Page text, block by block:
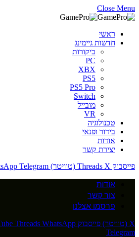
Close Menu
ראשי
חדשות גיימינג
ביקורות
PC
XBX
PS5
PS5 Pro
Switch
מובייל
VR
טכנולוגיה
בידור ופנאי
אודות
יצירת קשר
פייסבוק
Threads X (טוויטר) Telegram
אודות
צור קשר
פרסמו אצלנו
X (טוויטר) פייסבוק Threads WhatsApp
Telegram